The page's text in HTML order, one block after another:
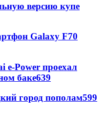
версию купе
Galaxy F70
e-Power проехал
баке639
город пополам599